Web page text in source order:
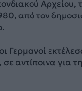
Αρχείου,
από τον
οι Γερμανοί
αντίποινα για